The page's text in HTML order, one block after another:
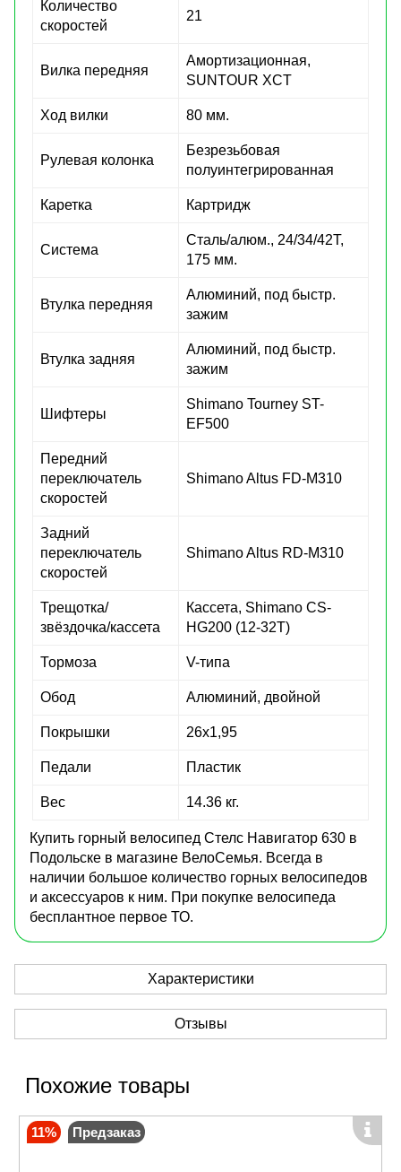
Количество
скоростей
21
Вилка передняя
Амортизационная,
SUNTOUR XCT
Ход вилки 80 мм.
Рулевая колонка
Безрезьбовая
полуинтегрированная
Каретка Картридж
Система
Сталь/алюм., 24/34/42Т,
175 мм.
Втулка передняя
Алюминий, под быстр.
зажим
Втулка задняя
Алюминий, под быстр.
зажим
Шифтеры
Shimano Tourney ST-
EF500
Передний
переключатель
скоростей
Shimano Altus FD-M310
Задний
переключатель
скоростей
Shimano Altus RD-M310
Трещотка/
звёздочка/кассета
Кассета, Shimano CS-
HG200 (12-32T)
Тормоза V-типа
Обод Алюминий, двойной
Покрышки 26x1,95
Педали Пластик
Вес 14.36 кг.
Купить горный велосипед Стелс Навигатор 630 в
Подольске в магазине ВелоСемья. Всегда в
наличии большое количество горных велосипедов
и аксессуаров к ним. При покупке велосипеда
бесплантное первое ТО.
Характеристики
Отзывы
Похожие товары
11% Предзаказ